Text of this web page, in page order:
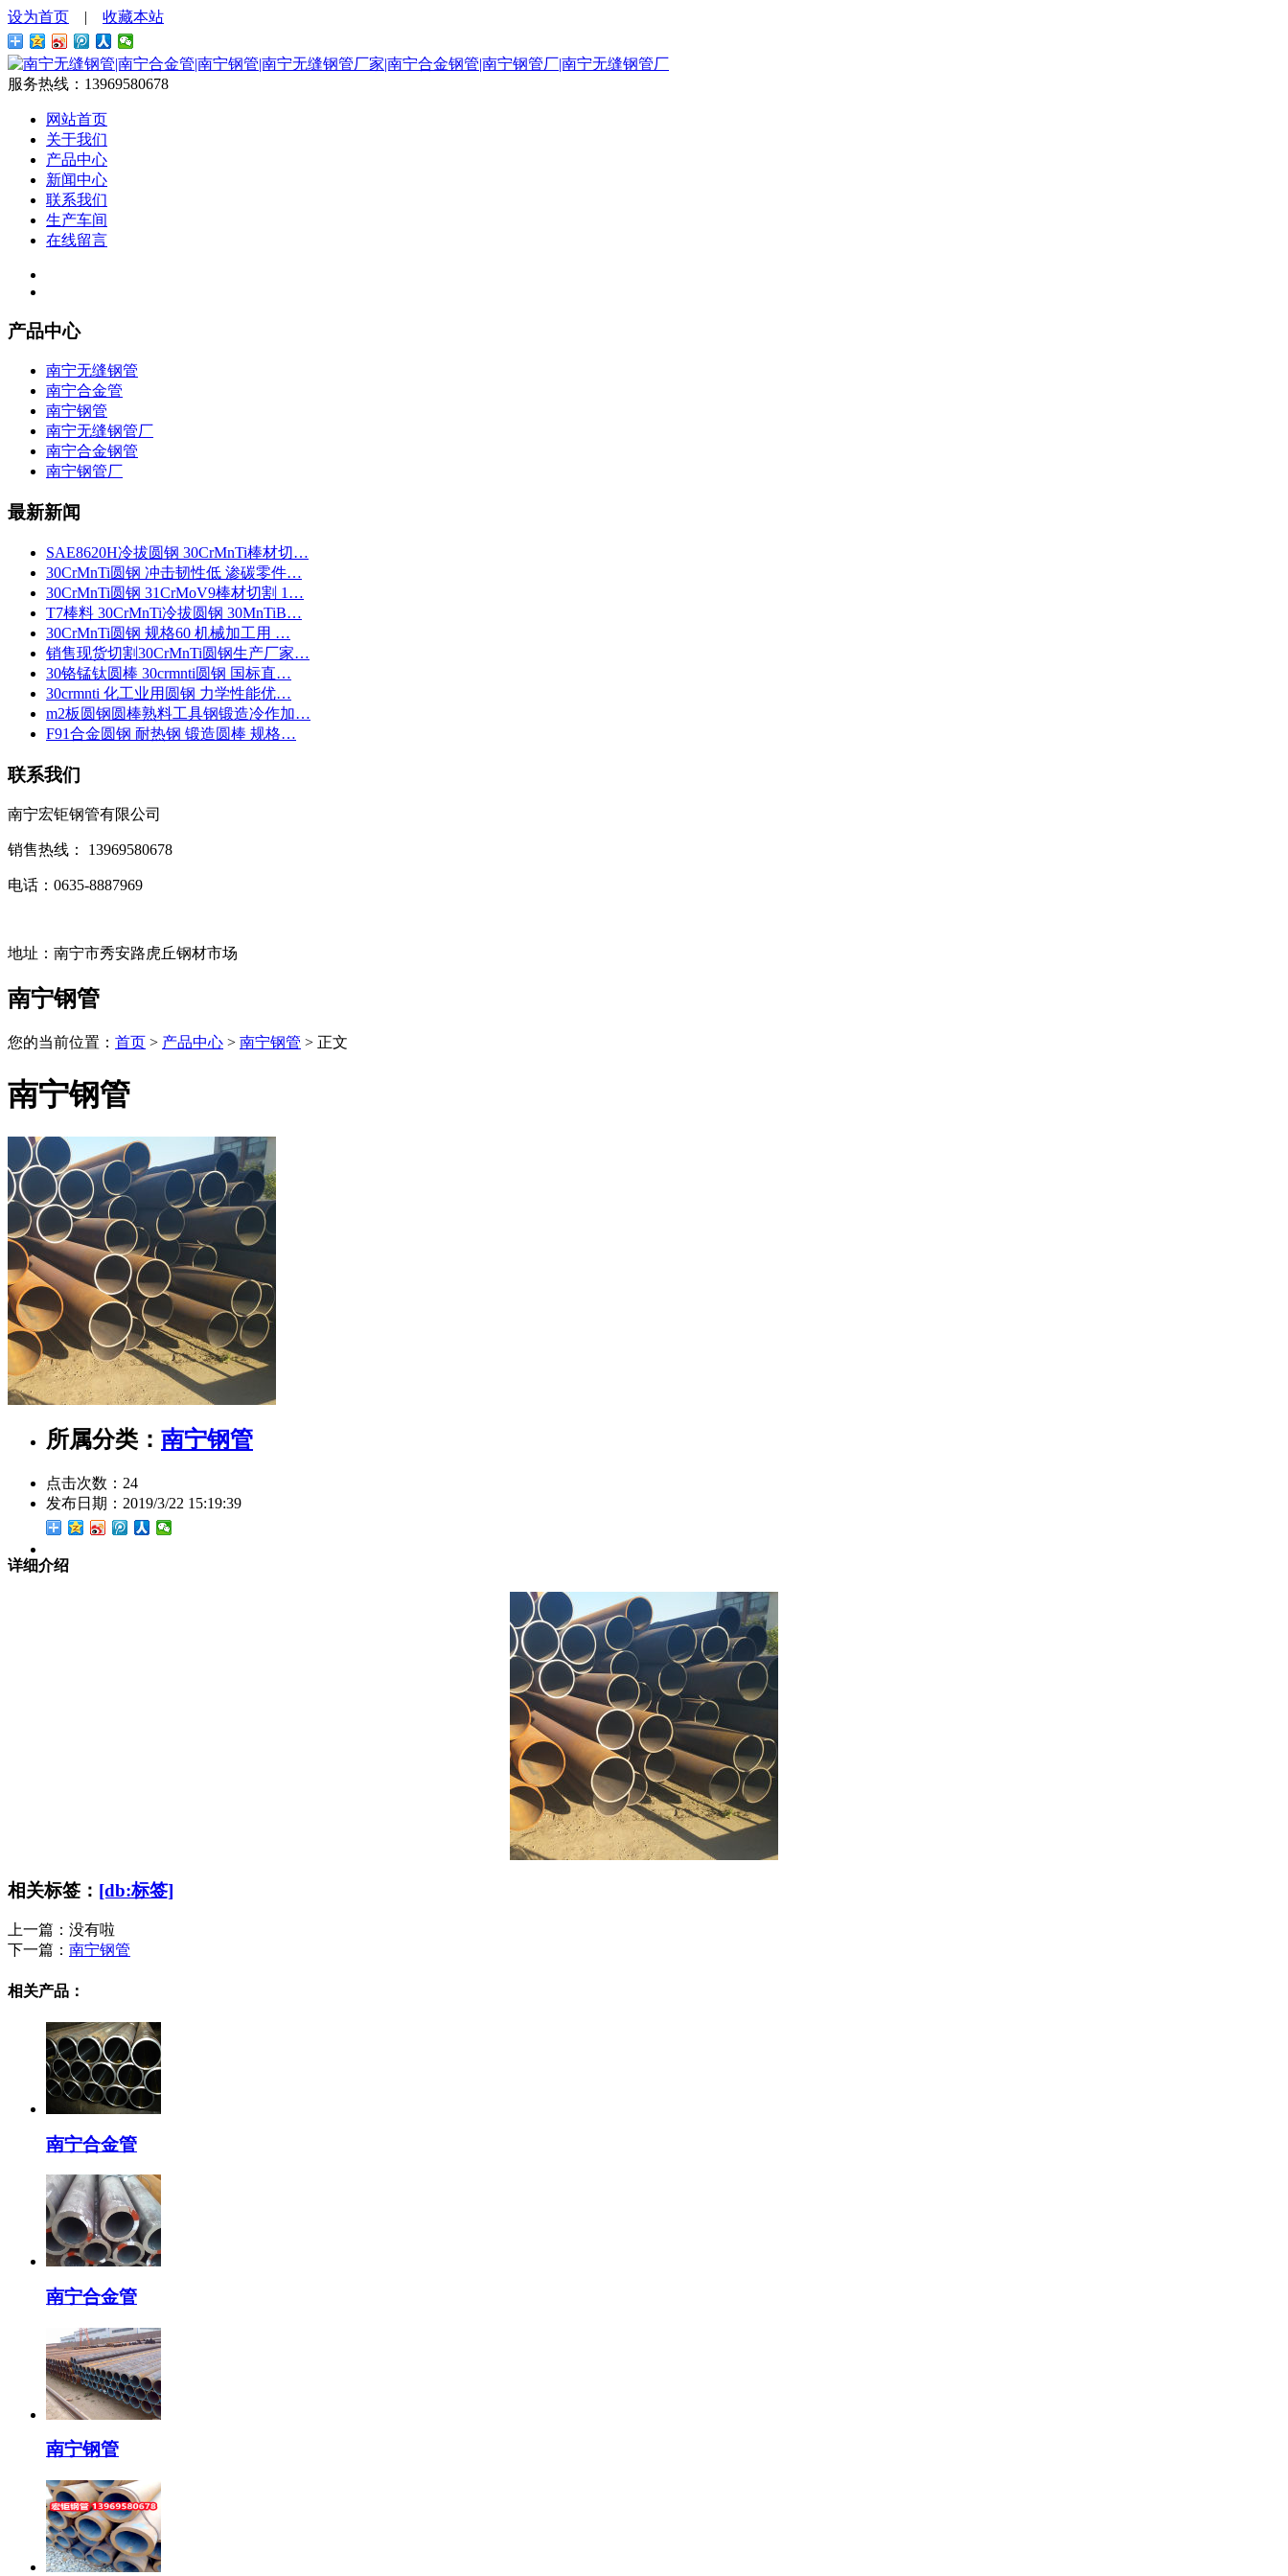
设为首页 | 收藏本站
服务热线： 13969580678
网站首页
关于我们
产品中心
新闻中心
联系我们
生产车间
在线留言
产品中心
南宁无缝钢管
南宁合金管
南宁钢管
南宁无缝钢管厂
南宁合金钢管
南宁钢管厂
最新新闻
SAE8620H冷拔圆钢 30CrMnTi棒材切…
30CrMnTi圆钢 冲击韧性低 渗碳零件…
30CrMnTi圆钢 31CrMoV9棒材切割 1…
T7棒料 30CrMnTi冷拔圆钢 30MnTiB…
30CrMnTi圆钢 规格60 机械加工用 …
销售现货切割30CrMnTi圆钢生产厂家…
30铬锰钛圆棒 30crmnti圆钢 国标直…
30crmnti 化工业用圆钢 力学性能优…
m2板圆钢圆棒熟料工具钢锻造冷作加…
F91合金圆钢 耐热钢 锻造圆棒 规格…
联系我们
南宁宏钜钢管有限公司
销售热线： 13969580678
电话：0635-8887969
地址：南宁市秀安路虎丘钢材市场
南宁钢管
您的当前位置： 首页 > 产品中心 > 南宁钢管 > 正文
南宁钢管
所属分类： 南宁钢管
点击次数： 24
发布日期： 2019/3/22 15:19:39
详细介绍
相关标签： [db:标签]
上一篇：没有啦
下一篇： 南宁钢管
相关产品：
南宁合金管
南宁合金管
南宁钢管